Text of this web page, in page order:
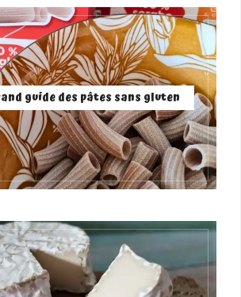
guide des pâtes sans gluten